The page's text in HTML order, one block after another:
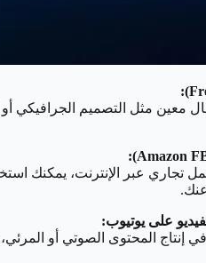
معين مثل التصميم الجرافيكي أو
عنك.
على يوتيوب:
إنتاج المحتوى الصوتي أو